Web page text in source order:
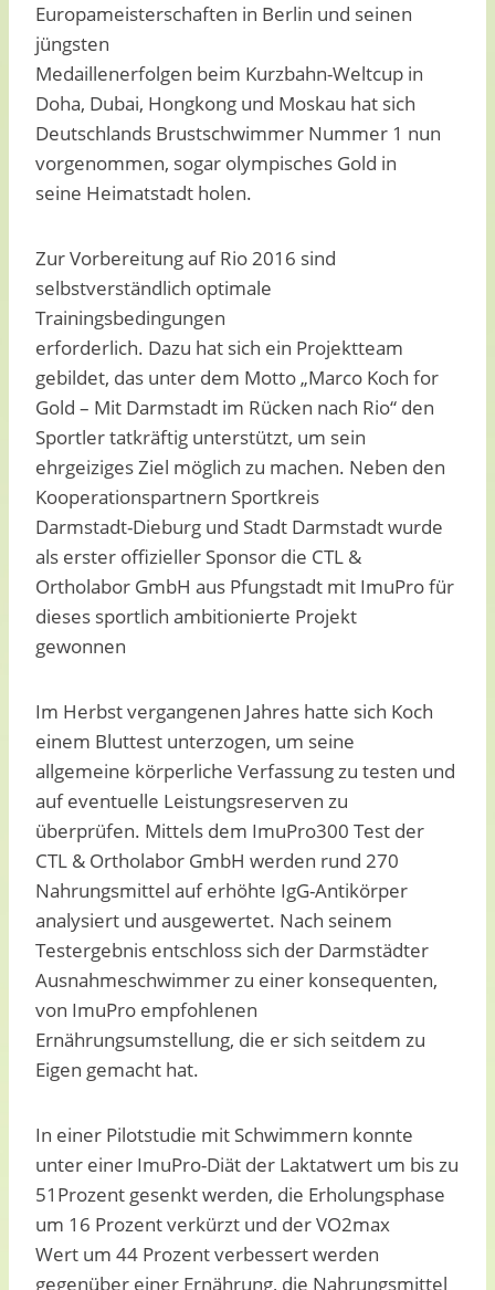
Europameisterschaften in Berlin und seinen
jüngsten
Medaillenerfolgen beim Kurzbahn-Weltcup in
Doha, Dubai, Hongkong und Moskau hat sich
Deutschlands Brustschwimmer Nummer 1 nun
vorgenommen, sogar olympisches Gold in
seine Heimatstadt holen.
Zur Vorbereitung auf Rio 2016 sind
selbstverständlich optimale
Trainingsbedingungen
erforderlich. Dazu hat sich ein Projektteam
gebildet, das unter dem Motto „Marco Koch for
Gold – Mit Darmstadt im Rücken nach Rio“ den
Sportler tatkräftig unterstützt, um sein
ehrgeiziges Ziel möglich zu machen. Neben den
Kooperationspartnern Sportkreis
Darmstadt-Dieburg und Stadt Darmstadt wurde
als erster offizieller Sponsor die CTL &
Ortholabor GmbH aus Pfungstadt mit ImuPro für
dieses sportlich ambitionierte Projekt
gewonnen
Im Herbst vergangenen Jahres hatte sich Koch
einem Bluttest unterzogen, um seine
allgemeine körperliche Verfassung zu testen und
auf eventuelle Leistungsreserven zu
überprüfen. Mittels dem ImuPro300 Test der
CTL & Ortholabor GmbH werden rund 270
Nahrungsmittel auf erhöhte IgG-Antikörper
analysiert und ausgewertet. Nach seinem
Testergebnis entschloss sich der Darmstädter
Ausnahmeschwimmer zu einer konsequenten,
von ImuPro empfohlenen
Ernährungsumstellung, die er sich seitdem zu
Eigen gemacht hat.
In einer Pilotstudie mit Schwimmern konnte
unter einer ImuPro-Diät der Laktatwert um bis zu
51Prozent gesenkt werden, die Erholungsphase
um 16 Prozent verkürzt und der VO2max
Wert um 44 Prozent verbessert werden
gegenüber einer Ernährung, die Nahrungsmittel